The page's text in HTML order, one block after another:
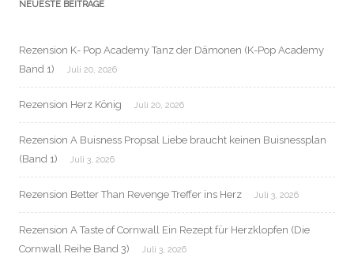
NEUESTE BEITRÄGE
Rezension K- Pop Academy Tanz der Dämonen (K-Pop Academy
Band 1)
Juli 20, 2026
Rezension Herz König Juli 20, 2026
Rezension A Buisness Propsal Liebe braucht keinen Buisnessplan
(Band 1)
Juli 3, 2026
Rezension Better Than Revenge Treffer ins Herz Juli 3, 2026
Rezension A Taste of Cornwall Ein Rezept für Herzklopfen (Die
Cornwall Reihe Band 3)
Juli 3, 2026